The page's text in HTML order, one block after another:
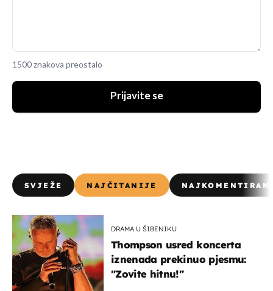
1500 znakova preostalo
Prijavite se
SVJEŽE NAJČITANIJE
DRAMA U ŠIBENIKU
Thompson usred koncerta
iznenada prekinuo pjesmu:
"Zovite hitnu!"